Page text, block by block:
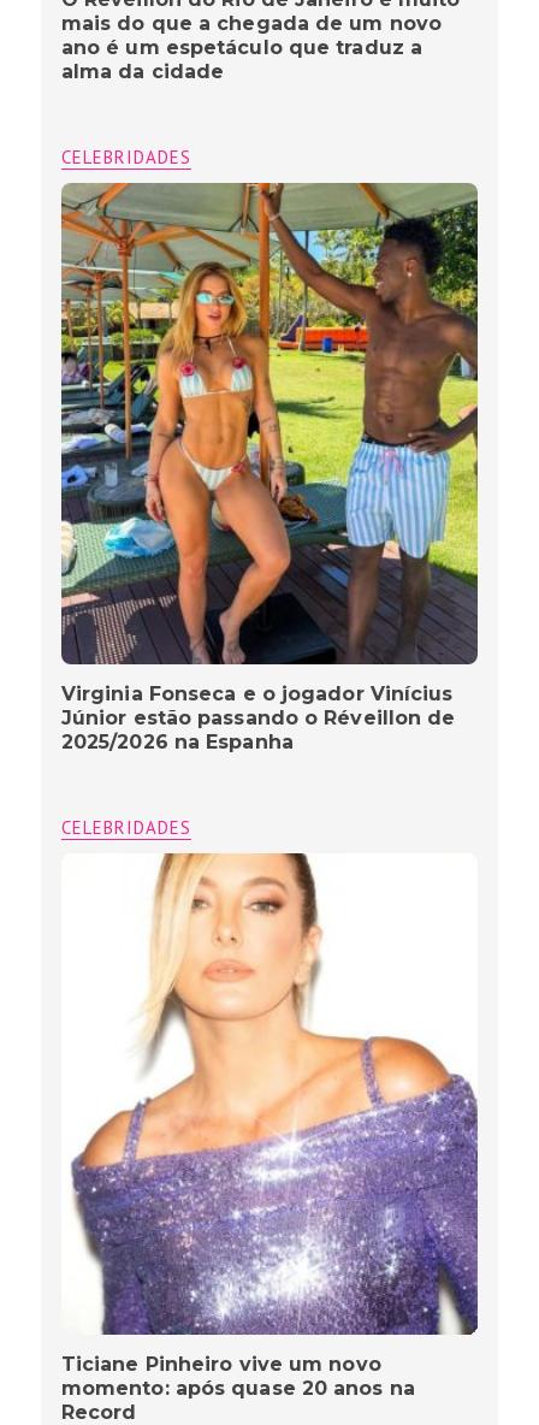
mais do que a chegada de um novo
ano é um espetáculo que traduz a
alma da cidade
CELEBRIDADES
Virginia Fonseca e o jogador Vinícius
Júnior estão passando o Réveillon de
2025/2026 na Espanha
CELEBRIDADES
Ticiane Pinheiro vive um novo
momento: após quase 20 anos na
Record